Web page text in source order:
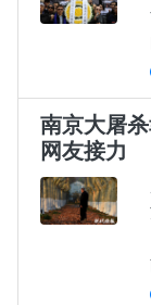
南京大屠
网友接力